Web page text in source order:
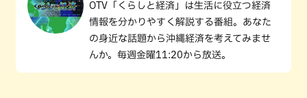
OTV「くらしと経済」は生活に役立つ経済
情報を分かりやすく解説する番組。あなた
の身近な話題から沖縄経済を考えてみませ
んか。毎週金曜11:20から放送。